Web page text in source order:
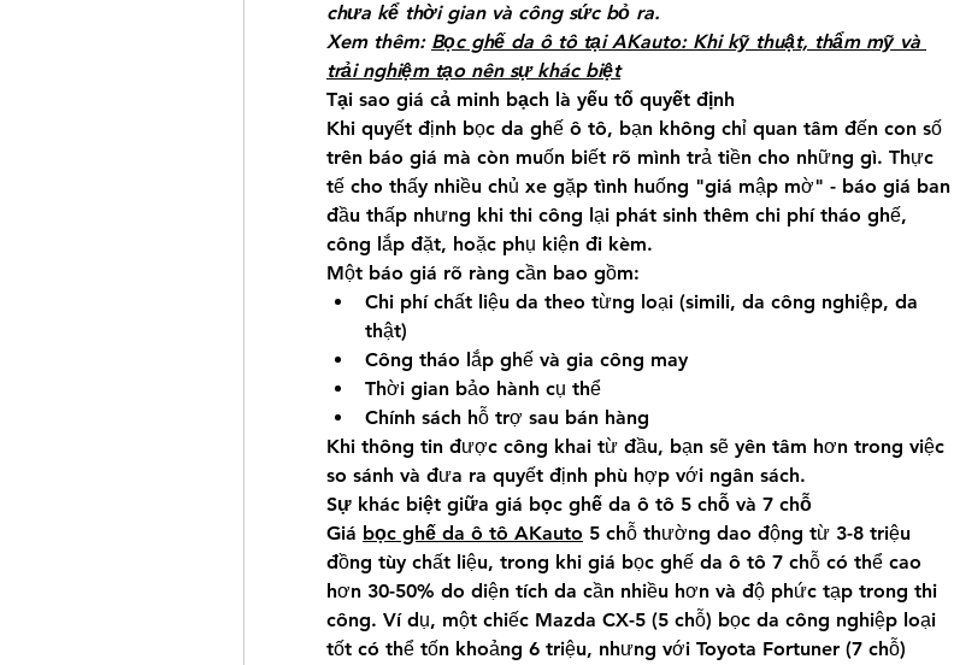
chưa kể thời gian và công sức bỏ ra.
Xem thêm: Bọc ghế da ô tô tại AKauto: Khi kỹ thuật, thẩm mỹ và
trải nghiệm tạo nên sự khác biệt
Tại sao giá cả minh bạch là yếu tố quyết định
Khi quyết định bọc da ghế ô tô, bạn không chỉ quan tâm đến con số
trên báo giá mà còn muốn biết rõ mình trả tiền cho những gì. Thực
tế cho thấy nhiều chủ xe gặp tình huống "giá mập mờ" - báo giá ban
đầu thấp nhưng khi thi công lại phát sinh thêm chi phí tháo ghế,
công lắp đặt, hoặc phụ kiện đi kèm.
Một báo giá rõ ràng cần bao gồm:
Chi phí chất liệu da theo từng loại (simili, da công nghiệp, da
thật)
Công tháo lắp ghế và gia công may
Thời gian bảo hành cụ thể
Chính sách hỗ trợ sau bán hàng
Khi thông tin được công khai từ đầu, bạn sẽ yên tâm hơn trong việc
so sánh và đưa ra quyết định phù hợp với ngân sách.
Sự khác biệt giữa giá bọc ghế da ô tô 5 chỗ và 7 chỗ
Giá bọc ghế da ô tô AKauto 5 chỗ thường dao động từ 3-8 triệu
đồng tùy chất liệu, trong khi giá bọc ghế da ô tô 7 chỗ có thể cao
hơn 30-50% do diện tích da cần nhiều hơn và độ phức tạp trong thi
công. Ví dụ, một chiếc Mazda CX-5 (5 chỗ) bọc da công nghiệp loại
tốt có thể tốn khoảng 6 triệu, nhưng với Toyota Fortuner (7 chỗ)